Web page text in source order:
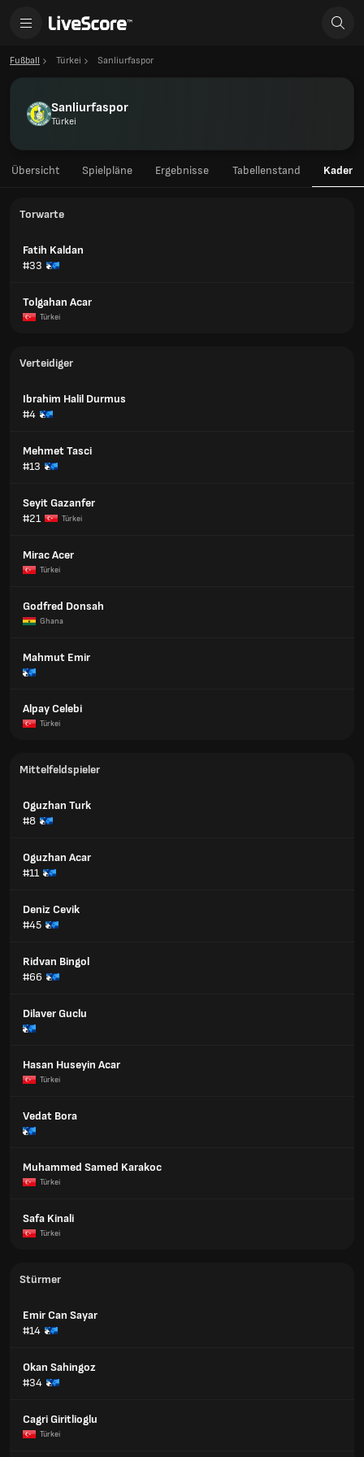
Fußball Türkei Sanliurfaspor
Sanliurfaspor
Türkei
Übersicht Spielpläne Ergebnisse Tabellenstand Kader
Torwarte
Fatih Kaldan
#33
Tolgahan Acar
Türkei
Verteidiger
Ibrahim Halil Durmus
#4
Mehmet Tasci
#13
Seyit Gazanfer
#21
Türkei
Mirac Acer
Türkei
Godfred Donsah
Ghana
Mahmut Emir
Alpay Celebi
Türkei
Mittelfeldspieler
Oguzhan Turk
#8
Oguzhan Acar
#11
Deniz Cevik
#45
Ridvan Bingol
#66
Dilaver Guclu
Hasan Huseyin Acar
Türkei
Vedat Bora
Muhammed Samed Karakoc
Türkei
Safa Kinali
Türkei
Stürmer
Emir Can Sayar
#14
Okan Sahingoz
#34
Cagri Giritlioglu
Türkei